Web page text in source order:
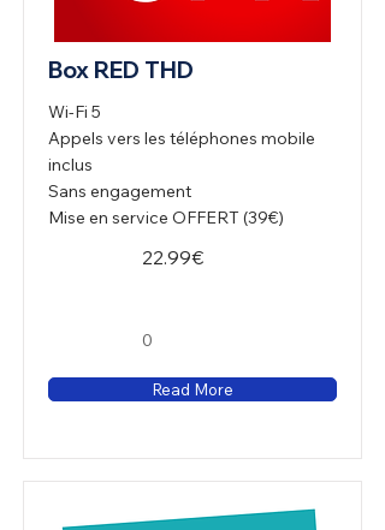
Box RED THD
Wi-Fi 5
Appels vers les téléphones mobile
inclus
Sans engagement
Mise en service OFFERT (39€)
22.99€
0
Read More